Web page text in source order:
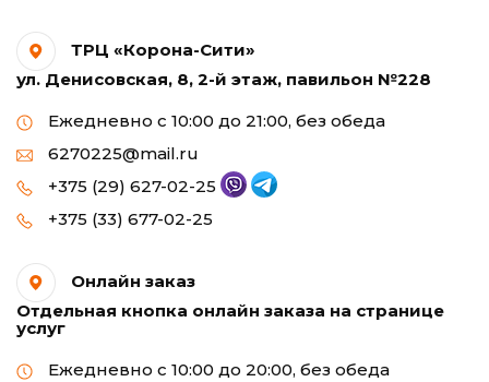
ТРЦ «Корона-Сити»
ул. Денисовская, 8, 2-й этаж, павильон №228
Ежедневно с 10:00 до 21:00, без обеда
6270225@mail.ru
+375 (29) 627-02-25
+375 (33) 677-02-25
Онлайн заказ
Отдельная кнопка онлайн заказа на странице
услуг
Ежедневно с 10:00 до 20:00, без обеда